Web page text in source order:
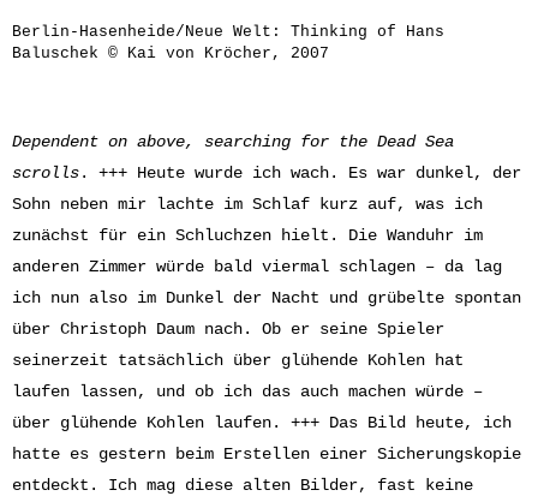
Berlin-Hasenheide/Neue Welt: Thinking of Hans
Baluschek © Kai von Kröcher, 2007
Dependent on above, searching for the Dead Sea
scrolls. +++ Heute wurde ich wach. Es war dunkel, der
Sohn neben mir lachte im Schlaf kurz auf, was ich
zunächst für ein Schluchzen hielt. Die Wanduhr im
anderen Zimmer würde bald viermal schlagen – da lag
ich nun also im Dunkel der Nacht und grübelte spontan
über Christoph Daum nach. Ob er seine Spieler
seinerzeit tatsächlich über glühende Kohlen hat
laufen lassen, und ob ich das auch machen würde –
über glühende Kohlen laufen. +++ Das Bild heute, ich
hatte es gestern beim Erstellen einer Sicherungskopie
entdeckt. Ich mag diese alten Bilder, fast keine